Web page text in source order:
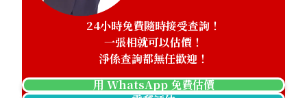
24小時免費隨時接受查詢！
一張相就可以估價！
淨係查詢都無任歡迎！
用 WhatsApp 免費估價